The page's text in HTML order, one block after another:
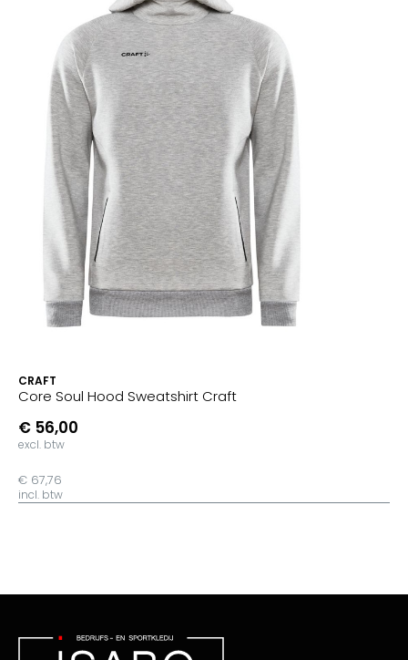
CRAFT
Core Soul Hood Sweatshirt Craft
€ 56,00
excl. btw
€ 67,76
incl. btw